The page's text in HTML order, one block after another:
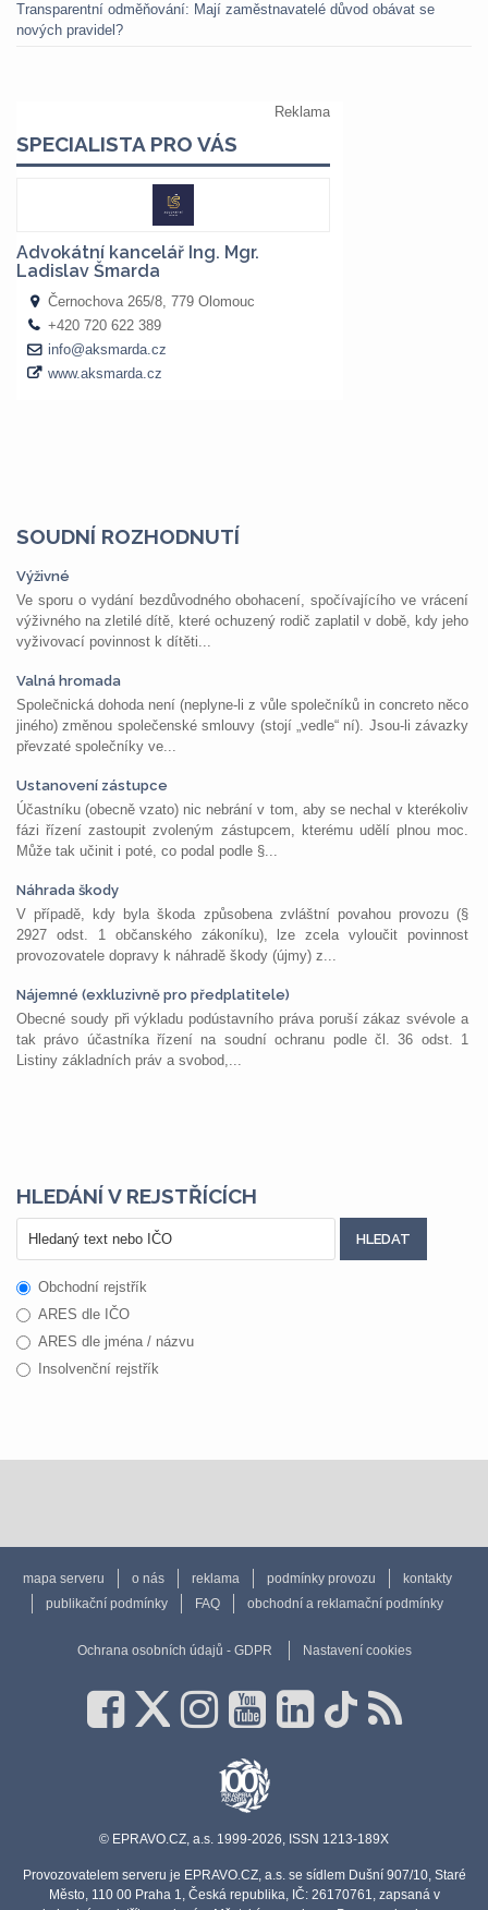
Transparentní odměňování: Mají zaměstnavatelé důvod obávat se
nových pravidel?
SOUDNÍ ROZHODNUTÍ
Výživné
Ve sporu o vydání bezdůvodného obohacení, spočívajícího ve vrácení
výživného na zletilé dítě, které ochuzený rodič zaplatil v době, kdy jeho
vyživovací povinnost k dítěti...
Valná hromada
Společnická dohoda není (neplyne-li z vůle společníků in concreto něco
jiného) změnou společenské smlouvy (stojí „vedle“ ní). Jsou-li závazky
převzaté společníky ve...
Ustanovení zástupce
Účastníku (obecně vzato) nic nebrání v tom, aby se nechal v kterékoliv
fázi řízení zastoupit zvoleným zástupcem, kterému udělí plnou moc.
Může tak učinit i poté, co podal podle §...
Náhrada škody
V případě, kdy byla škoda způsobena zvláštní povahou provozu (§
2927 odst. 1 občanského zákoníku), lze zcela vyloučit povinnost
provozovatele dopravy k náhradě škody (újmy) z...
Nájemné (exkluzivně pro předplatitele)
Obecné soudy při výkladu podústavního práva poruší zákaz svévole a
tak právo účastníka řízení na soudní ochranu podle čl. 36 odst. 1
Listiny základních práv a svobod,...
HLEDÁNÍ V REJSTŘÍCÍCH
Obchodní rejstřík
ARES dle IČO
ARES dle jména / názvu
Insolvenční rejstřík
mapa serveru o nás reklama podmínky provozu
kontakty
publikační podmínky
FAQ obchodní a reklamační podmínky
Ochrana osobních údajů - GDPR Nastavení cookies
© EPRAVO.CZ, a.s. 1999-2026, ISSN 1213-189X
Provozovatelem serveru je EPRAVO.CZ, a.s. se sídlem Dušní 907/10, Staré
Město, 110 00 Praha 1, Česká republika, IČ: 26170761, zapsaná v